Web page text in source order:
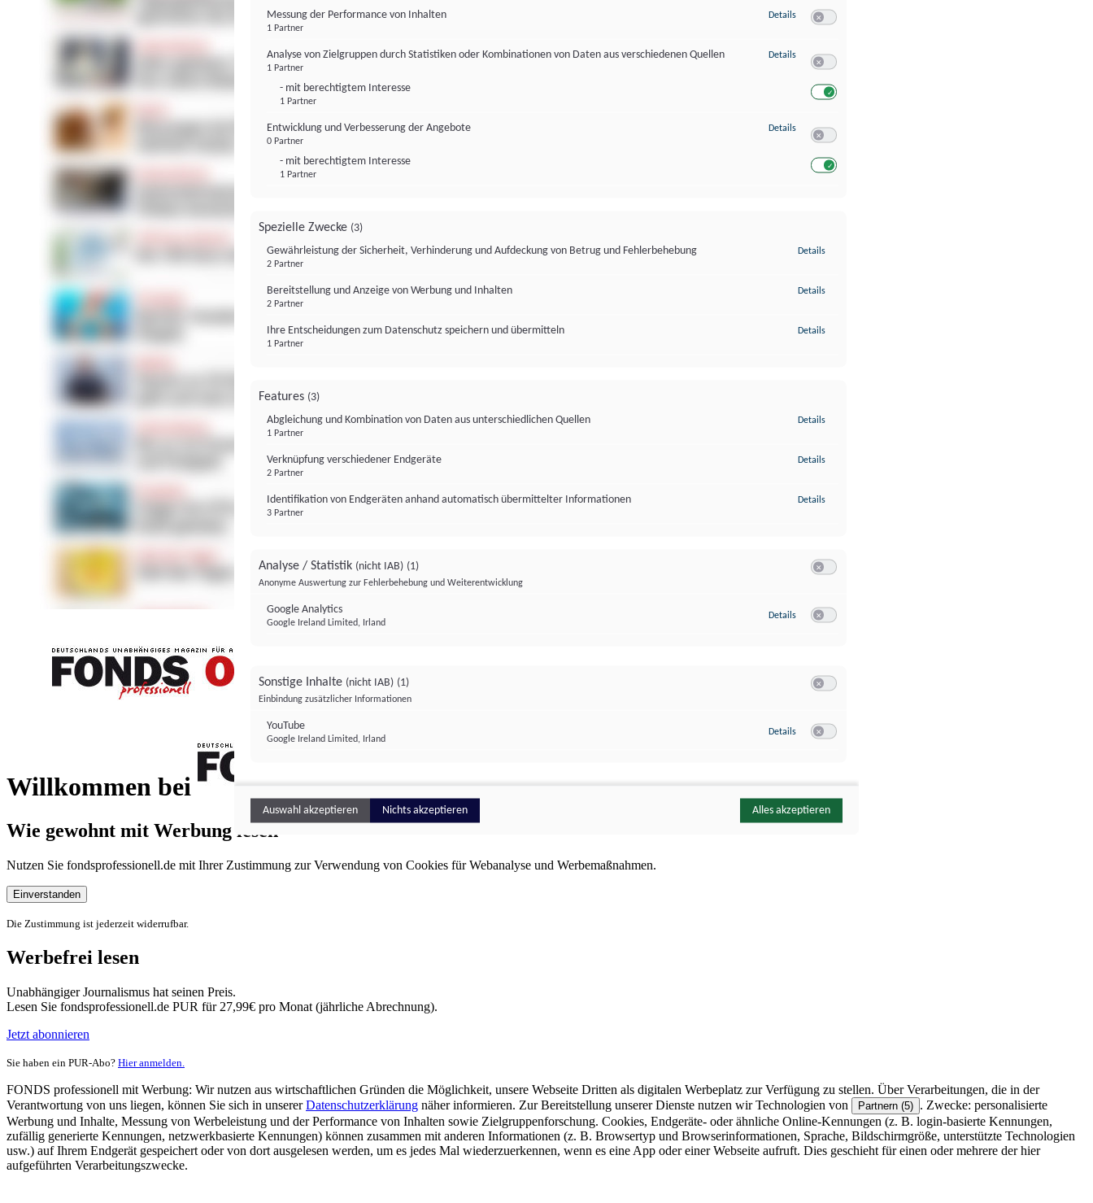
Willkommen bei
FONDS professionell
Wie gewohnt mit Werbung lesen
Nutzen Sie fondsprofessionell.de mit Ihrer Zustimmung zur Verwendung von Cookies für Webanalyse und Werbemaßnahmen.
Einverstanden
Die Zustimmung ist jederzeit widerrufbar.
Werbefrei lesen
Unabhängiger Journalismus hat seinen Preis.
Lesen Sie fondsprofessionell.de PUR für 27,99€ pro Monat (jährliche Abrechnung).
Jetzt abonnieren
Sie haben ein PUR-Abo? Hier anmelden.
FONDS professionell mit Werbung: Wir nutzen aus wirtschaftlichen Gründen die Möglichkeit, unsere Webseite Dritten als digitalen Werbeplatz zur Verfügung zu stellen. Über Verarbeitungen, die in der
Verantwortung von uns liegen, können Sie sich in unsererDatenschutzerklärung näher informieren. Zur Bereitstellung unserer Dienste nutzen wir Technologien von Partnern (5) . Zwecke: personalisierte
Werbung und Inhalte, Messung von Werbeleistung und der Performance von Inhalten sowie Zielgruppenforschung. Cookies, Endgeräte- oder ähnliche Online-Kennungen (z. B. login-basierte Kennungen,
zufällig generierte Kennungen, netzwerkbasierte Kennungen) können zusammen mit anderen Informationen (z. B. Browsertyp und Browserinformationen, Sprache, Bildschirmgröße, unterstützte Technologien
usw.) auf Ihrem Endgerät gespeichert oder von dort ausgelesen werden, um es jedes Mal wiederzuerkennen, wenn es eine App oder einer Webseite aufruft. Dies geschieht für einen oder mehrere der hier
aufgeführten Verarbeitungszwecke.
Messung der Performance von Inhalten
1 Partner
Details zu Messung der Performance von Inhalten
Analyse von Zielgruppen durch Statistiken oder Kombinationen von Daten aus verschiedenen Quellen
1 Partner
- mit berechtigtem Interesse
1 Partner
Details zu Analyse von Zielgruppen durch Statistiken oder Kombinationen von
Entwicklung und Verbesserung der Angebote
0 Partner
- mit berechtigtem Interesse
1 Partner
Details zu Entwicklung und Verbesserung der Angebote
Spezielle Zwecke (3)
Gewährleistung der Sicherheit, Verhinderung und Aufdeckung von Betrug und Fehlerbehebung
2 Partner
Details
Bereitstellung und Anzeige von Werbung und Inhalten
2 Partner
Details
Ihre Entscheidungen zum Datenschutz speichern und übermitteln
1 Partner
Details
Features (3)
Abgleichung und Kombination von Daten aus unterschiedlichen Quellen
1 Partner
Details
Verknüpfung verschiedener Endgeräte
2 Partner
Details
Identifikation von Endgeräten anhand automatisch übermittelter Informationen
3 Partner
Details
Analyse / Statistik (nicht IAB) (1)
Anonyme Auswertung zur Fehlerbehebung und Weiterentwicklung
Google Analytics
Google Ireland Limited, Irland
Details zu Google Analytics
Sonstige Inhalte (nicht IAB) (1)
Einbindung zusätzlicher Informationen
YouTube
Google Ireland Limited, Irland
Details zu YouTube
Auswahl akzeptieren Nichts akzeptieren Alles akzeptieren